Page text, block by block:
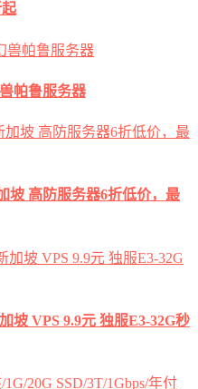
帕鲁服务器
坡 高防服务器6折低价，最
坡 VPS 9.9元 独服E3-32G秒